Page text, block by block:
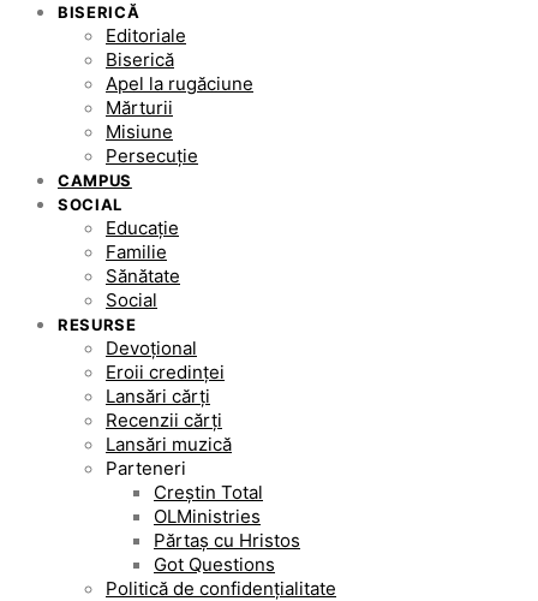
BISERICĂ
Editoriale
Biserică
Apel la rugăciune
Mărturii
Misiune
Persecuție
CAMPUS
SOCIAL
Educație
Familie
Sănătate
Social
RESURSE
Devoțional
Eroii credinței
Lansări cărți
Recenzii cărți
Lansări muzică
Parteneri
Creștin Total
OLMinistries
Părtaș cu Hristos
Got Questions
Politică de confidențialitate